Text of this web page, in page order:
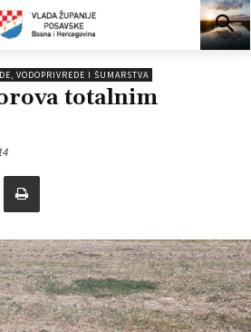
VODOPRIVREDE I ŠUMARSTVA
totalnim